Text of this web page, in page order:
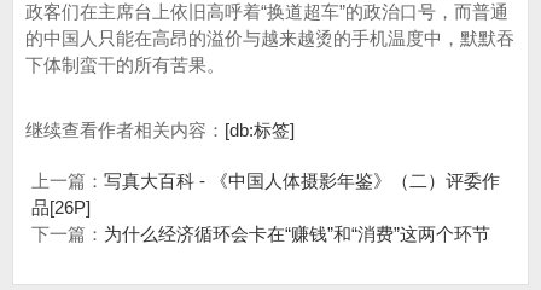
政客们在主席台上依旧高呼着“换道超车”的政治口号，而普通
的中国人只能在高昂的溢价与越来越烫的手机温度中，默默吞
下体制蛮干的所有苦果。
继续查看作者相关内容： [db:标签]
上一篇： 写真大百科 - 《中国人体摄影年鉴》（二）评委作
品[26P]
下一篇： 为什么经济循环会卡在“赚钱”和“消费”这两个环节